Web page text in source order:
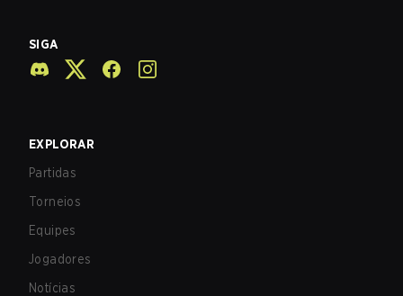
SIGA
EXPLORAR
Partidas
Torneios
Equipes
Jogadores
Notícias